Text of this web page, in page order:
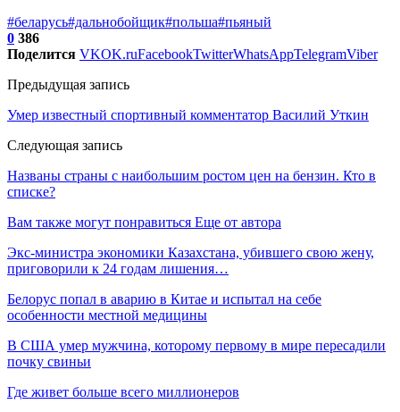
#беларусь#дальнобойщик#польша#пьяный
0 386
Поделится VKOK.ruFacebookTwitterWhatsAppTelegramViber
Предыдущая запись
Умер известный спортивный комментатор Василий Уткин
Следующая запись
Названы страны с наибольшим ростом цен на бензин. Кто в
списке?
Вам также могут понравиться Еще от автора
Экс-министра экономики Казахстана, убившего свою жену,
приговорили к 24 годам лишения…
Белорус попал в аварию в Китае и испытал на себе
особенности местной медицины
В США умер мужчина, которому первому в мире пересадили
почку свиньи
Где живет больше всего миллионеров